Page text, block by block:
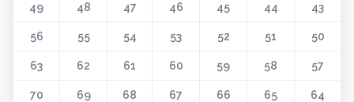
43
44
45
46
47
48
49
50
51
52
53
54
55
56
57
58
59
60
61
62
63
64
65
66
67
68
69
70